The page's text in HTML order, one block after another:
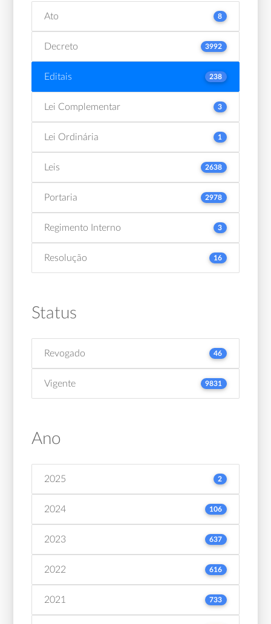
Ato 8
Decreto 3992
Editais 238
Lei Complementar 3
Lei Ordinária 1
Leis 2638
Portaria 2978
Regimento Interno 3
Resolução 16
Status
Revogado 46
Vigente 9831
Ano
2025 2
2024 106
2023 637
2022 616
2021 733